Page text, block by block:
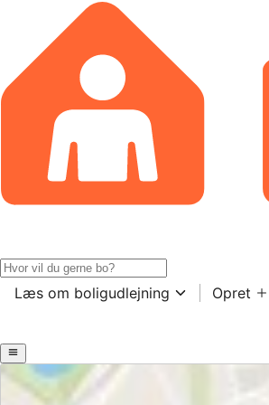
Læs om boligudlejning Opret